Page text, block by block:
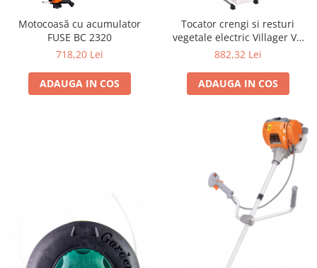
Plase anti insecte
Plase anti pasari
Plase anti buruieni
Plase pentru castraveti
Mobilier PVC
Articole de consum industrie
Lacuri si vopsele
Motocoasă cu acumulator
FUSE BC 2320
718,20 Lei
ADAUGA IN COS
Tocator crengi si resturi
vegetale electric Villager VC
2500
882,32 Lei
ADAUGA IN COS